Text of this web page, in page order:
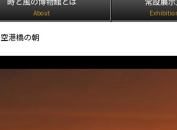
About
空港橋の朝